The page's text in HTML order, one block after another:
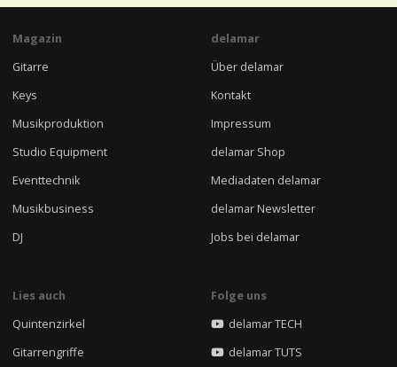
Magazin
Gitarre
Keys
Musikproduktion
Studio Equipment
Eventtechnik
Musikbusiness
DJ
delamar
Über delamar
Kontakt
Impressum
delamar Shop
Mediadaten delamar
delamar Newsletter
Jobs bei delamar
Lies auch
Quintenzirkel
Gitarrengriffe
Folge uns
delamar TECH
delamar TUTS